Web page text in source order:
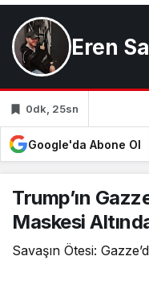
Eren
0dk, 25sn
Google'da Abone Ol
Trump’ın
Maskesi
Savaşın Ötesi: